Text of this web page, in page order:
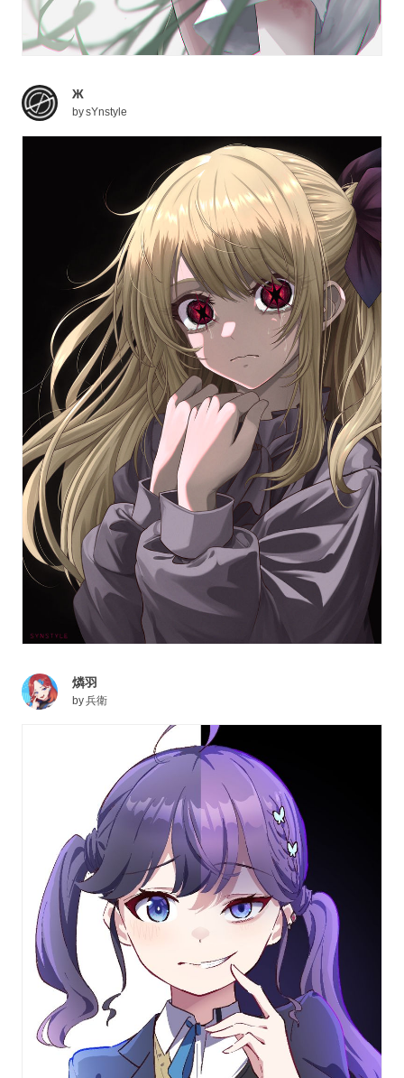
Ж
bysYnstyle
燐羽
by兵衛